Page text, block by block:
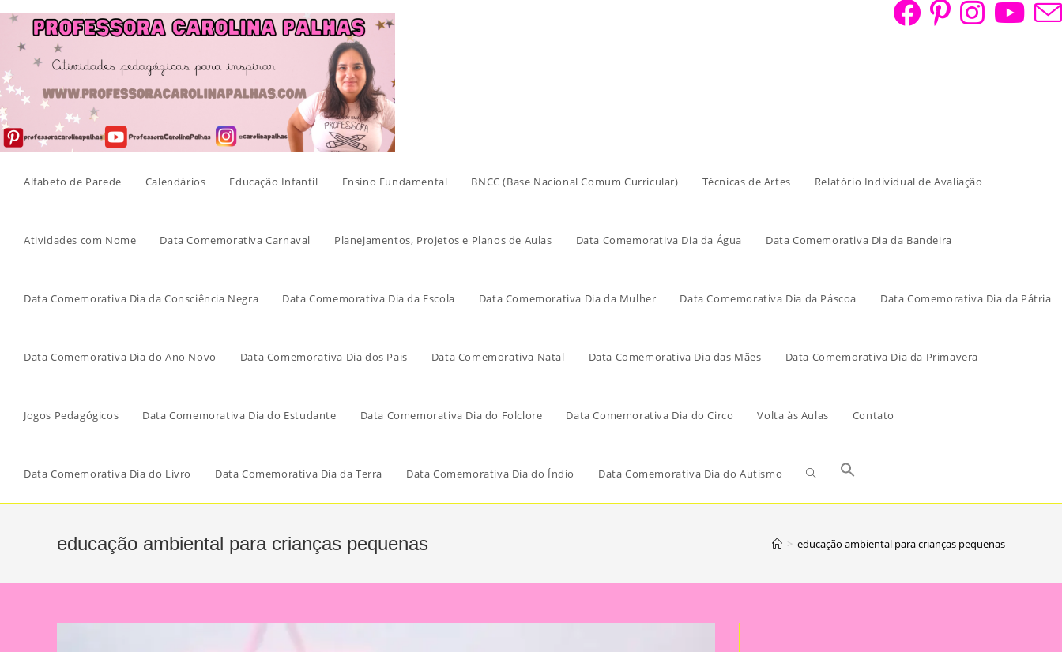
Skip
content
Alfabeto de Parede Calendários Educação Infantil Ensino Fundamental BNCC (Base Nacional Comum Curricular) Técnicas de Artes Relatório Individual de Avaliação
Atividades com Nome Data Comemorativa Carnaval Planejamentos, Projetos e Planos de Aulas Data Comemorativa Dia da Água Data Comemorativa Dia da Bandeira
Data Comemorativa Dia da Consciência Negra Data Comemorativa Dia da Escola Data Comemorativa Dia da Mulher Data Comemorativa Dia da Páscoa Data Comemorativa Dia da Pátria
Data Comemorativa Dia do Ano Novo Data Comemorativa Dia dos Pais Data Comemorativa Natal Data Comemorativa Dia das Mães Data Comemorativa Dia da Primavera
Jogos Pedagógicos Data Comemorativa Dia do Estudante Data Comemorativa Dia do Folclore Data Comemorativa Dia do Circo Volta às Aulas Contato
Data Comemorativa Dia do Livro Data Comemorativa Dia da Terra Data Comemorativa Dia do Índio Data Comemorativa Dia do Autismo
educação ambiental para crianças pequenas > educação ambiental para crianças pequenas